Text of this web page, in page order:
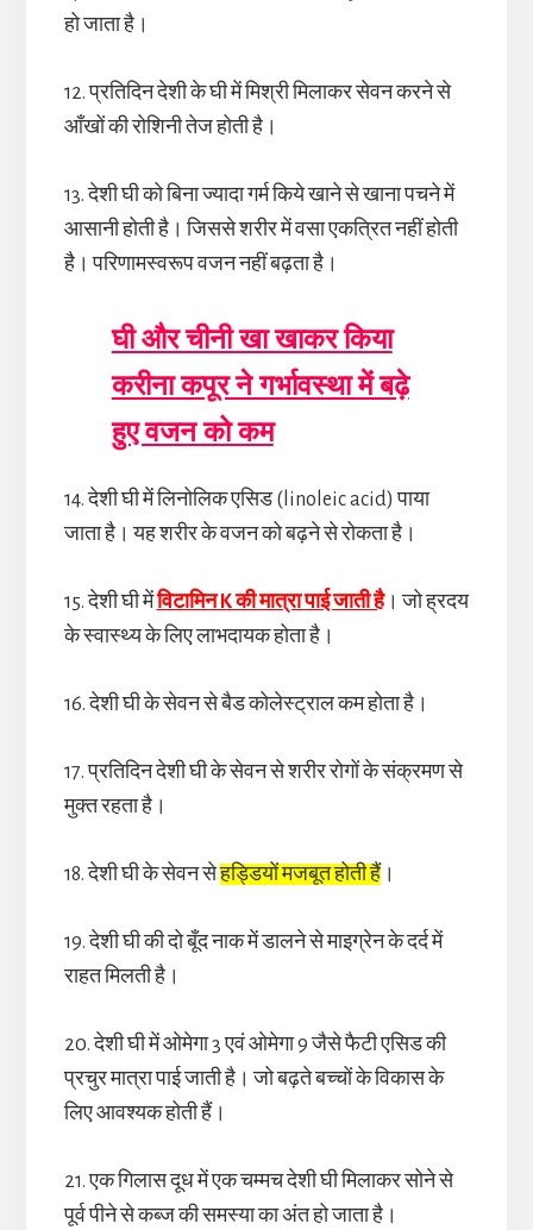
हो जाता है।
12. प्रतिदिन देशी के घी में मिश्री मिलाकर सेवन करने से
आँखों की रोशिनी तेज होती है।
13. देशी घी को बिना ज्यादा गर्म किये खाने से खाना पचने में
आसानी होती है। जिससे शरीर में वसा एकत्रित नहीं होती
है। परिणामस्वरूप वजन नहीं बढ़ता है।
घी और चीनी खा खाकर किया
करीना कपूर ने गर्भावस्था में बढ़े
हुए वजन को कम
14. देशी घी में लिनोलिक एसिड (linoleic acid) पाया
जाता है। यह शरीर के वजन को बढ़ने से रोकता है।
15. देशी घी मेंविटामिन K की मात्रा पाई जाती है। जो ह्रदय
के स्वास्थ्य के लिए लाभदायक होता है।
16. देशी घी के सेवन से बैड कोलेस्ट्राल कम होता है।
17. प्रतिदिन देशी घी के सेवन से शरीर रोगों के संक्रमण से
मुक्त रहता है।
18. देशी घी के सेवन सेहड्डियों मजबूत होती हैं।
19. देशी घी की दो बूँद नाक में डालने से माइग्रेन के दर्द में
राहत मिलती है।
20. देशी घी में ओमेगा 3 एवं ओमेगा 9 जैसे फैटी एसिड की
प्रचुर मात्रा पाई जाती है। जो बढ़ते बच्चों के विकास के
लिए आवश्यक होती हैं।
21. एक गिलास दूध में एक चम्मच देशी घी मिलाकर सोने से
पूर्व पीने से कब्ज की समस्या का अंत हो जाता है।